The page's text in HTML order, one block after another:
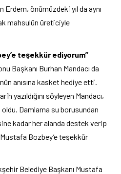
Erdem, önümüzdeki yıl da aynı
mahsulün üreticiyle
teşekkür ediyorum”
Başkanı Burhan Mandacı da
anısına kasket hediye etti.
yazıldığını söyleyen Mandacı,
Damlama su borusundan
kadar her alanda destek verip
Mustafa Bozbey’e teşekkür
Belediye Başkanı Mustafa